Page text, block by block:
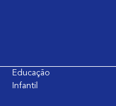
Educação
Infantil